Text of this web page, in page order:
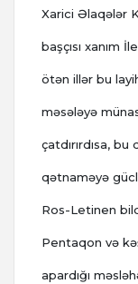
Xarici Əlaqələr
başçısı xanım
ötən illər bu
məsələyə
çatdırırdısa,
qətnaməyə
Ros-Letinen
Pentaqon və
apardığı